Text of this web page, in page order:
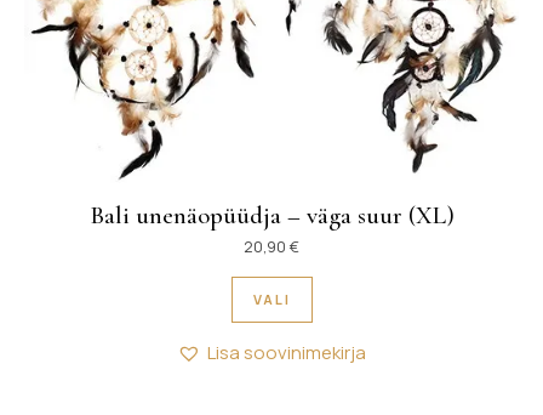
Bali unenäopüüdja – väga suur (XL)
20,90 €
VALI
Sellel tootel on mitu
Lisa soovinimekirja